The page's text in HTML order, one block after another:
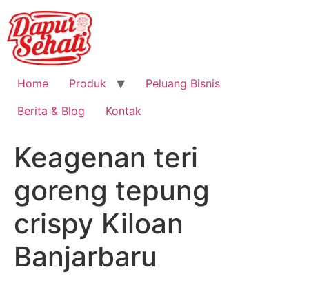
Home Produk
Peluang Bisnis
Berita & Blog
Kontak
Keagenan teri
goreng tepung
crispy Kiloan
Banjarbaru